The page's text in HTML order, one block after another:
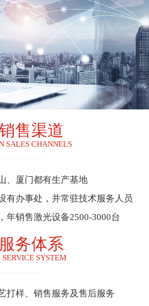
售渠道
SALES CHANNELS
、厦门都有生产基地
有办事处，并常驻技术服务人员
年销售激光设备2500-3000台
务体系
SYSTEM
打样、销售服务及售后服务